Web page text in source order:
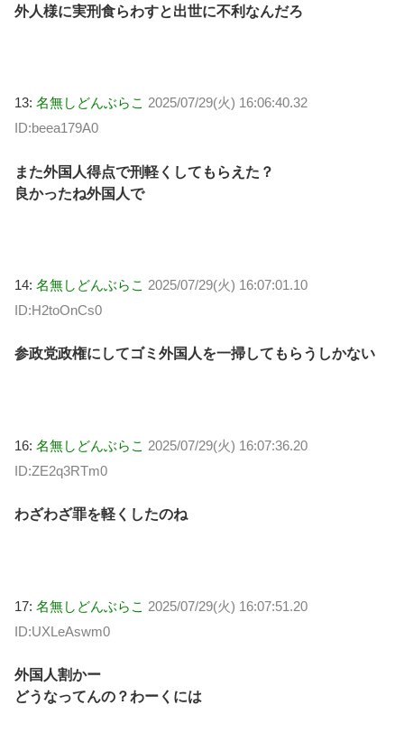
外人様に実刑食らわすと出世に不利なんだろ
13: 名無しどんぶらこ 2025/07/29(火) 16:06:40.32
ID:beea179A0
また外国人得点で刑軽くしてもらえた？
良かったね外国人で
14: 名無しどんぶらこ 2025/07/29(火) 16:07:01.10
ID:H2toOnCs0
参政党政権にしてゴミ外国人を一掃してもらうしかない
16: 名無しどんぶらこ 2025/07/29(火) 16:07:36.20
ID:ZE2q3RTm0
わざわざ罪を軽くしたのね
17: 名無しどんぶらこ 2025/07/29(火) 16:07:51.20
ID:UXLeAswm0
外国人割かー
どうなってんの？わーくには